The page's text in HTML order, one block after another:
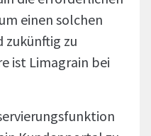
einen solchen
zukünftig zu
ist Limagrain bei